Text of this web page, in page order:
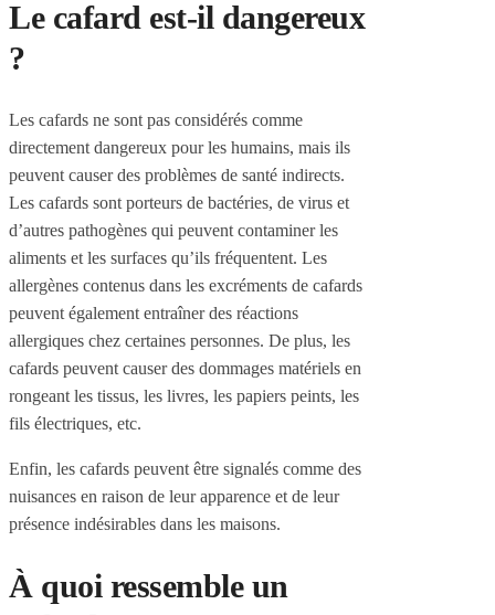
Le cafard est-il dangereux
?
Les cafards ne sont pas considérés comme
directement dangereux pour les humains, mais ils
peuvent causer des problèmes de santé indirects.
Les cafards sont porteurs de bactéries, de virus et
d’autres pathogènes qui peuvent contaminer les
aliments et les surfaces qu’ils fréquentent. Les
allergènes contenus dans les excréments de cafards
peuvent également entraîner des réactions
allergiques chez certaines personnes. De plus, les
cafards peuvent causer des dommages matériels en
rongeant les tissus, les livres, les papiers peints, les
fils électriques, etc.
Enfin, les cafards peuvent être signalés comme des
nuisances en raison de leur apparence et de leur
présence indésirables dans les maisons.
À quoi ressemble un